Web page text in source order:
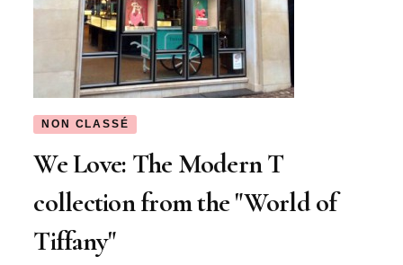
NON CLASSÉ
We Love: The Modern T
collection from the "World of
Tiffany"